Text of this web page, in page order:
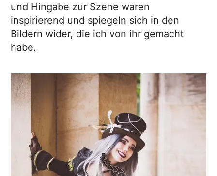
und Hingabe zur Szene waren
inspirierend und spiegeln sich in den
Bildern wider, die ich von ihr gemacht
habe.